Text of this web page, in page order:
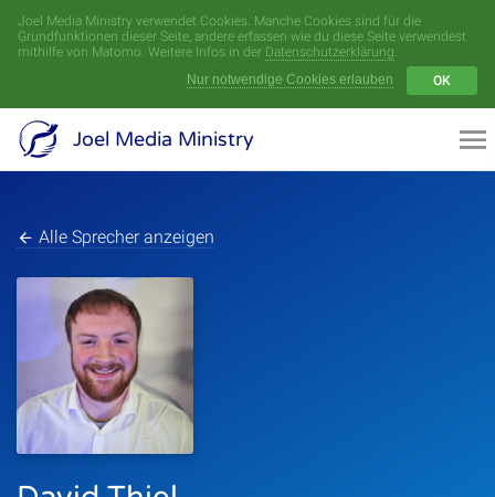
Joel Media Ministry verwendet Cookies. Manche Cookies sind für die
Grundfunktionen dieser Seite, andere erfassen wie du diese Seite verwendest
mithilfe von Matomo. Weitere Infos in der Datenschutzerklärung.
Nur notwendige Cookies erlauben
OK
Joel Media Ministry
Alle Sprecher anzeigen
Menü
Videoarchiv